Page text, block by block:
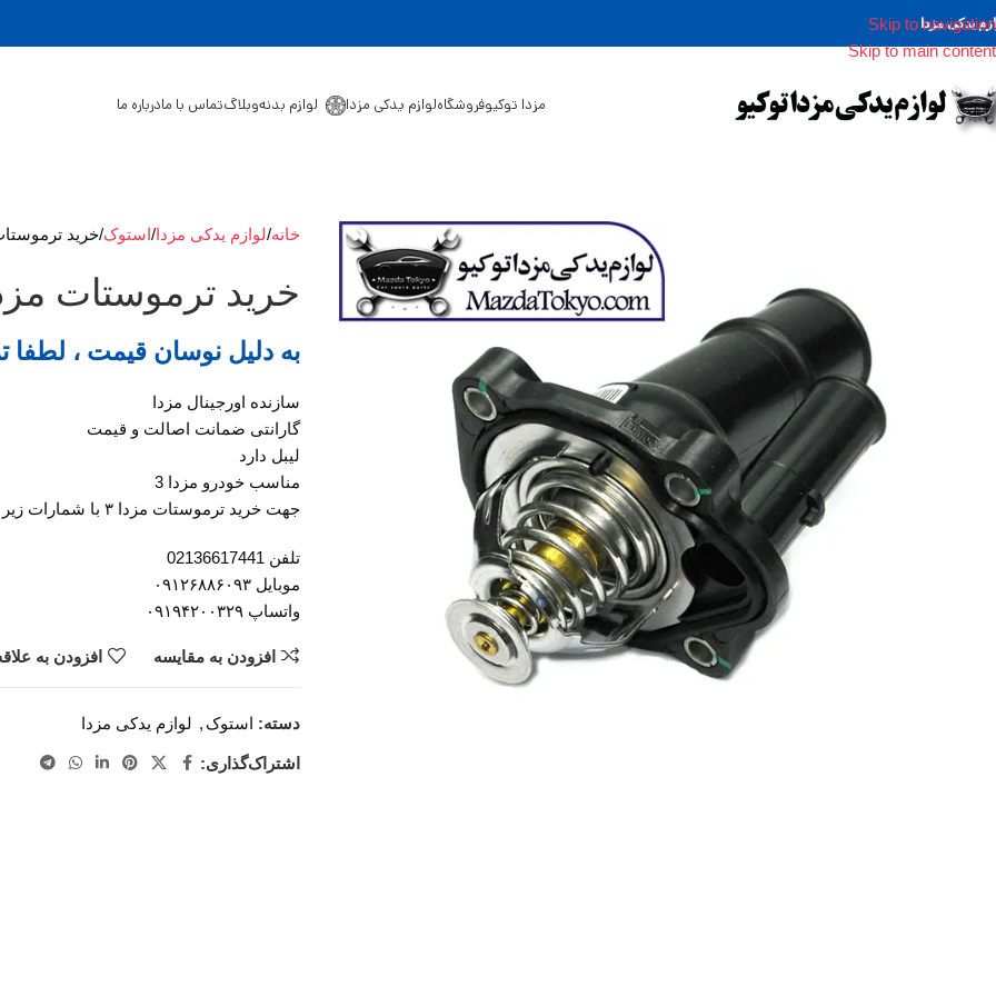
Skip to navigation
Skip to main content
یدکی مزدا
مزدا توکیوفروشگاهلوازم یدکی مزدا لوازم بدنهوبلاگتماس با مادرباره ما
خانه لوازم یدکی مزدا استوک خرید
خرید ترموستات
به دلیل نوسان قیمت ، لطفا
سازنده اورجینال مزدا
گارانتی ضمانت اصالت و قیمت
لیبل دارد
مناسب خودرو مزدا 3
جهت خرید ترموستات مزدا ۳ با شمارات زیر در تماس باشید :
تلفن 02136617441
موبایل ۰۹۱۲۶۸۸۶۰۹۳
واتساپ ۰۹۱۹۴۲۰۰۳۲۹
افزودن به مقایسه افزودن به
دسته: استوک , لوازم یدکی مزدا
اشتراک‌گذاری: